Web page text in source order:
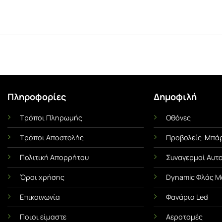
Πληροφορίες
Τρόποι Πληρωμής
Τρόποι Αποστολής
Πολιτική Απορρήτου
Όροι χρήσης
Επικοινωνία
Ποιοι είμαστε
Δημοφιλή
Οθόνες
Προβολείς-
Συναγερμοί
Dynamic Φλάς
Φανάρια Led
Αεροτομές
Όσα
ή
ΜΕΜΒΡΆΝΕΣ ΟΧΗΜΆΤΩΝ
Αντηλιακές Μεμβράνες Αυτοκινήτου
Πλήρης Οδηγός! Πλεονεκτήματα &
Χρήσιμες Συμβουλές
Οι αντηλιακές μεμβράνες
(γνωστές και ως φιμέ
μεμβράνες) δεν είναι απλώς μια
Αντιχαρακτική
Ασπίδα του
Τι είναι η
(Paint